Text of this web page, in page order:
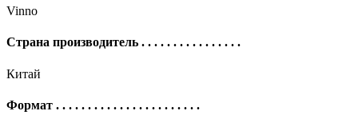
Vinno
Страна производитель . . . . . . . . . . . . . . . .
Китай
Формат . . . . . . . . . . . . . . . . . . . . . . .